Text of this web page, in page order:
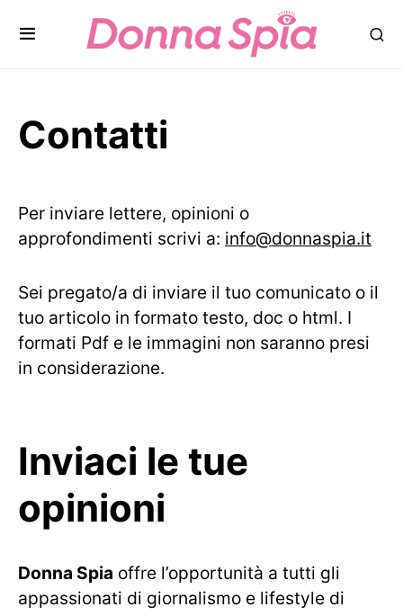
Contatti
Per inviare lettere, opinioni o
approfondimenti scrivi a: info@donnaspia.it
Sei pregato/a di inviare il tuo comunicato o il
tuo articolo in formato testo, doc o html. I
formati Pdf e le immagini non saranno presi
in considerazione.
Inviaci le tue
opinioni
Donna Spia offre l’opportunità a tutti gli
appassionati di giornalismo e lifestyle di